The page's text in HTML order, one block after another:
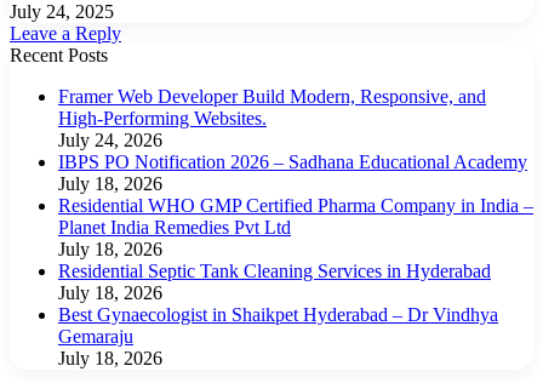
July 24, 2025
Leave a Reply
Recent Posts
Framer Web Developer Build Modern, Responsive, and
High-Performing Websites.
July 24, 2026
IBPS PO Notification 2026 – Sadhana Educational Academy
July 18, 2026
Residential WHO GMP Certified Pharma Company in India –
Planet India Remedies Pvt Ltd
July 18, 2026
Residential Septic Tank Cleaning Services in Hyderabad
July 18, 2026
Best Gynaecologist in Shaikpet Hyderabad – Dr Vindhya
Gemaraju
July 18, 2026